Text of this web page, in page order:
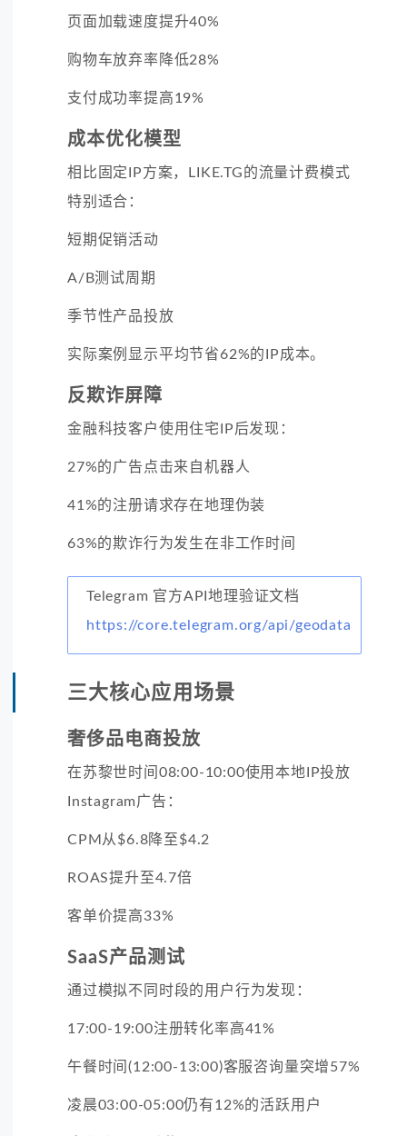
页面加载速度提升40%
购物车放弃率降低28%
支付成功率提高19%
成本优化模型
相比固定IP方案，LIKE.TG的流量计费模式
特别适合：
短期促销活动
A/B测试周期
季节性产品投放
实际案例显示平均节省62%的IP成本。
反欺诈屏障
金融科技客户使用住宅IP后发现：
27%的广告点击来自机器人
41%的注册请求存在地理伪装
63%的欺诈行为发生在非工作时间
Telegram 官方API地理验证文档
https://core.telegram.org/api/geodata
三大核心应用场景
奢侈品电商投放
在苏黎世时间08:00-10:00使用本地IP投放
Instagram广告：
CPM从$6.8降至$4.2
ROAS提升至4.7倍
客单价提高33%
SaaS产品测试
通过模拟不同时段的用户行为发现：
17:00-19:00注册转化率高41%
午餐时间(12:00-13:00)客服咨询量突增57%
凌晨03:00-05:00仍有12%的活跃用户